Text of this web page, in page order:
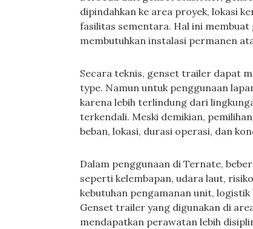
dipindahkan ke area proyek, lokasi
fasilitas sementara. Hal ini
membutuhkan instalasi permanen
Secara teknis, genset trailer dapat
type. Namun untuk penggunaan
karena lebih terlindung dari
terkendali. Meski demikian,
beban, lokasi, durasi operasi, dan
Dalam penggunaan di Ternate,
seperti kelembapan, udara laut,
kebutuhan pengamanan unit,
Genset trailer yang digunakan di
mendapatkan perawatan lebih